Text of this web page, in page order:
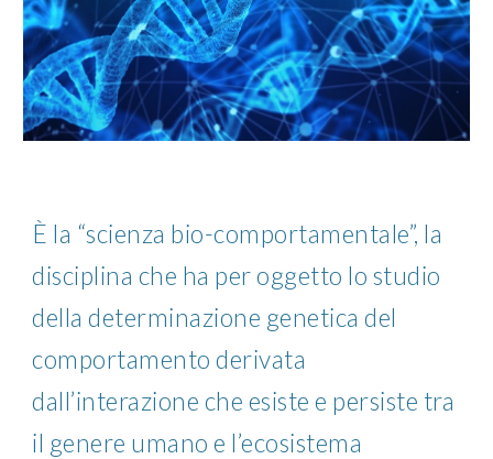
È la “scienza bio-comportamentale”, la
disciplina che ha per oggetto lo studio
della determinazione genetica del
comportamento derivata
dall’interazione che esiste e persiste tra
il genere umano e l’ecosistema